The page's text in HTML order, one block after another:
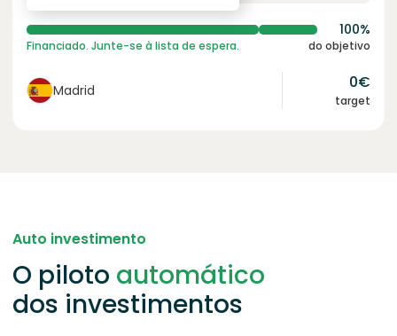
100%
Financiado. Junte-se à lista de espera. do objetivo
Madrid 0€
target
Auto investimento
O piloto automático
dos investimentos